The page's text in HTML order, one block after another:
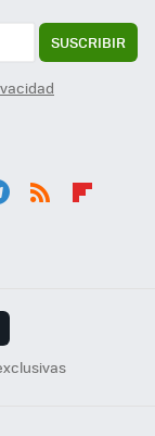
SUSCRIBIR